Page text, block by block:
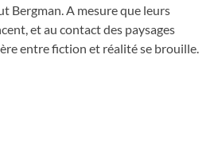
Bergman. A mesure que leurs
et au contact des paysages
entre fiction et réalité se brouille.